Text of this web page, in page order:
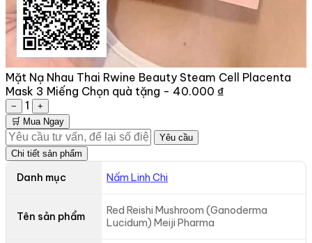
Mặt Nạ Nhau Thai Rwine Beauty Steam Cell Placenta
Mask 3 Miếng Chọn quà tặng - 40.000 ₫
− 1
+
🛒 Mua Ngay
Yêu cầu
Chi tiết sản phẩm
Danh mục Nấm Linh Chi
Tên sản phẩm
Red Reishi Mushroom (Ganoderma
Lucidum) Meiji Pharma